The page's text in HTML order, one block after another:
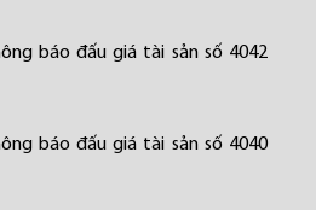
báo đấu giá tài sản số 4042
báo đấu giá tài sản số 4040